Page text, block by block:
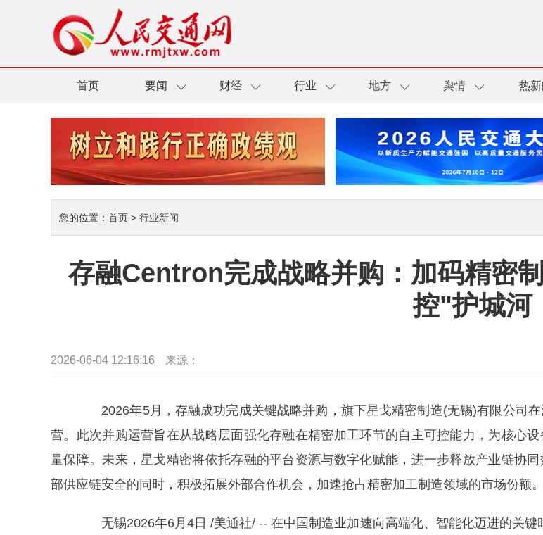
首页 要闻 财经 行业 地方 舆情 热新
您的位置： 首页 > 行业新闻
存融Centron完成战略并购：加码精密
控"护城河
2026-06-04 12:16:16 来源：
2026年5月，存融成功完成关键战略并购，旗下星戈精密制造(无锡)有限公司在
营。此次并购运营旨在从战略层面强化存融在精密加工环节的自主可控能力，为核心
量保障。未来，星戈精密将依托存融的平台资源与数字化赋能，进一步释放产业链协
部供应链安全的同时，积极拓展外部合作机会，加速抢占精密加工制造领域的市场份额。
无锡2026年6月4日 /美通社/ -- 在中国制造业加速向高端化、智能化迈进的关键